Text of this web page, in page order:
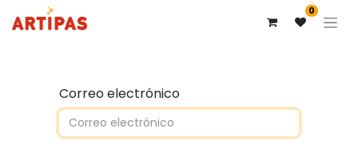
0
Correo electrónico